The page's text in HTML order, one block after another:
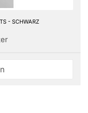
- SCHWARZ